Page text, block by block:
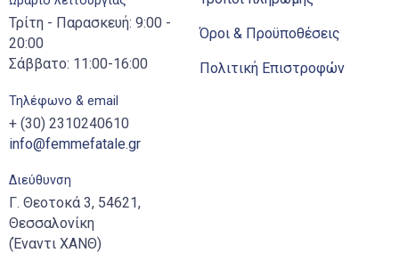
Τρίτη - Παρασκευή: 9:00 -
20:00
Σάββατο: 11:00-16:00
Τηλέφωνο & email
+ (30) 2310240610
info@femmefatale.gr
Διεύθυνση
Γ. Θεοτοκά 3, 54621,
Θεσσαλονίκη
(Έναντι ΧΑΝΘ)
Όροι & Προϋποθέσεις
Πολιτική Επιστροφών